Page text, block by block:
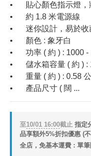
•	貼心顏色指示燈
•	約 1.8 米電源線
•	迷你設計，易於
•	顏色 : 象牙白
•	功率 ( 約 ) : 1000
•	儲水箱容量 ( 約 )
•	重量 ( 約 ) : 0.58
•	產品尺寸 ( 闊 ...
至10/01 16:00截止 指定
品享額外5%折扣優惠 (
全店，免基本運費 : 單